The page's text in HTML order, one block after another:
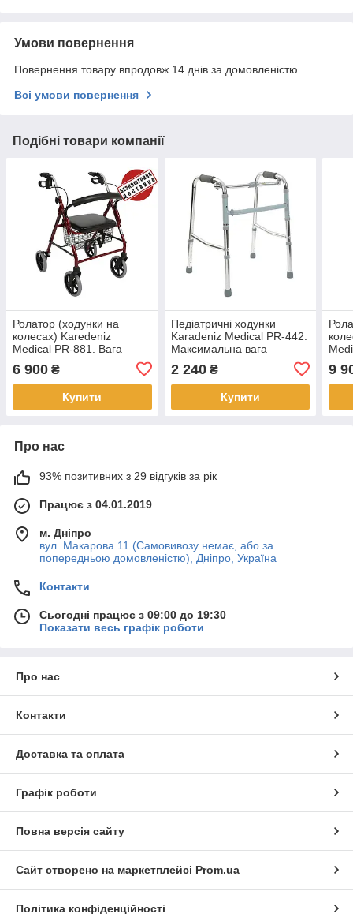
Умови повернення
Повернення товару впродовж 14 днів за домовленістю
Всі умови повернення
Подібні товари компанії
Ролатор (ходунки на
колесах) Karedeniz
Medical PR-881. Вага
користувача (max): 120 кг
6 900 ₴
Купити
Педіатричні ходунки
Karadeniz Medical PR-442.
Максимальна вага
2 240₴
Купити
9
Про нас
93% позитивних з 29 відгуків за рік
Працює з 04.01.2019
м. Дніпро
вул. Макарова 11 (Самовивозу немає, або за
попередньою домовленістю), Дніпро, Україна
Контакти
Сьогодні працює з 09:00 до 19:30
Показати весь графік роботи
Про нас
Контакти
Доставка та оплата
Графік роботи
Повна версія сайту
Сайт створено на маркетплейсі Prom.ua
Політика конфіденційності